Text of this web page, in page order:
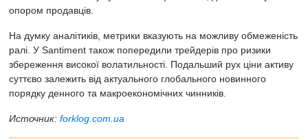
опором продавців.
На думку аналітиків, метрики вказують на можливу обмеженість
ралі. У Santiment також попередили трейдерів про ризики
збереження високої волатильності. Подальший рух ціни активу
суттєво залежить від актуального глобального новинного
порядку денного та макроекономічних чинників.
Источник: forklog.com.ua